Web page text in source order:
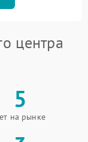
центра
5
на рынке